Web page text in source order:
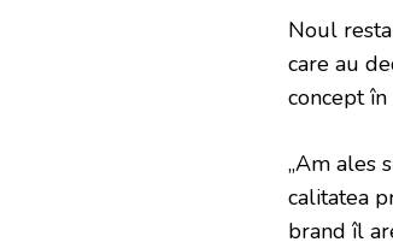
Noul
care au
concept
„Am ales
calitatea
brand îl